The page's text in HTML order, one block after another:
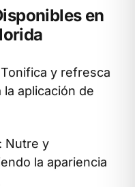
en
y refresca
la aplicación de
: Nutre y
la apariencia